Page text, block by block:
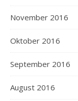
November 2016
Oktober 2016
September 2016
August 2016